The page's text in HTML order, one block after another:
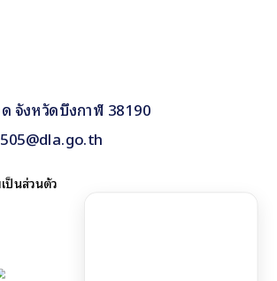
จังหวัดบึงกาฬ 38190
ป็นส่วนตัว